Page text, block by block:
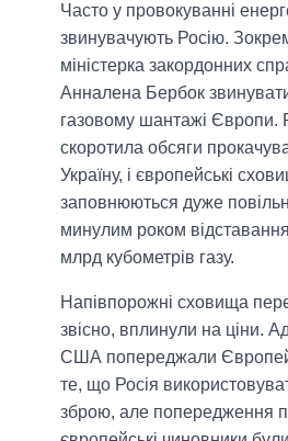
Часто у провокуванні
звинувачують Росію.
міністерка закордонних
Анналена Бербок
газовому шантажі Європи.
скоротила обсяги
Україну, і європейські
заповнюються дуже
минулим роком
млрд кубометрів газу.
Напівпорожні сховища
звісно, вплинули на ціни.
США попереджали
те, що Росія
зброю, але попередження